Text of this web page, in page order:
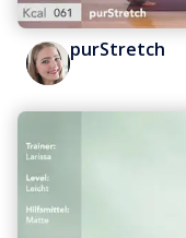
purStretch